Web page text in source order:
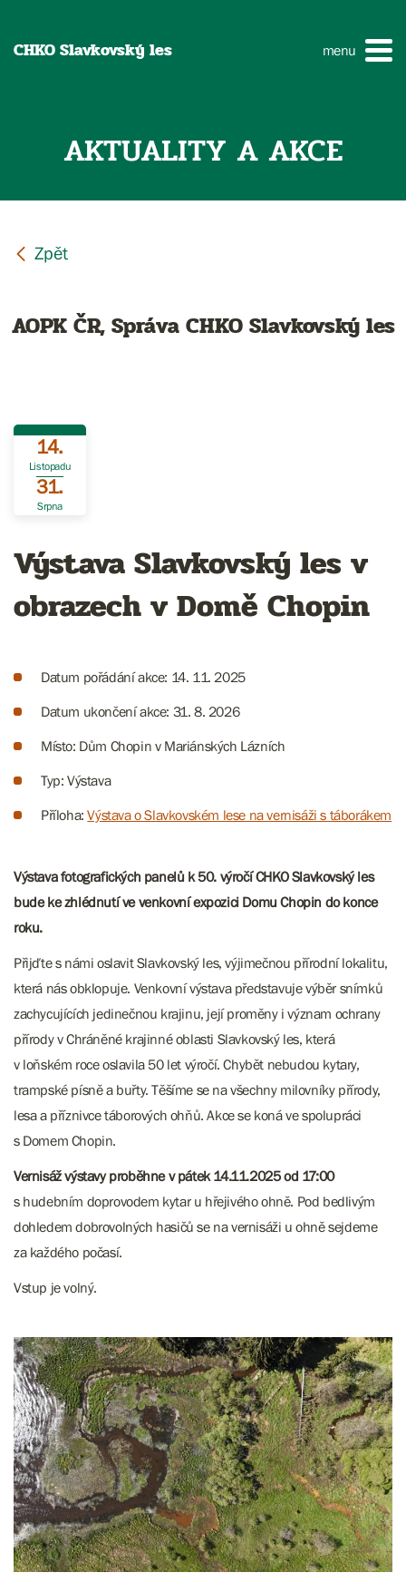
CHKO Slavkovský les menu
AKTUALITY A AKCE
AOPK ČR, Správa CHKO Slavkovský les
14.
Listopadu
31.
Srpna
Výstava Slavkovský les v
obrazech v Domě Chopin
Datum pořádání akce: 14. 11. 2025
Datum ukončení akce: 31. 8. 2026
Místo: Dům Chopin v Mariánských Lázních
Typ: Výstava
Příloha:Výstava o Slavkovském lese na vernisáži s táborákem
Výstava fotografických panelů k 50. výročí CHKO Slavkovský les
bude ke zhlédnutí ve venkovní expozici Domu Chopin do konce
roku.
Přijďte s námi oslavit Slavkovský les, výjimečnou přírodní lokalitu,
která nás obklopuje. Venkovní výstava představuje výběr snímků
zachycujících jedinečnou krajinu, její proměny i význam ochrany
přírody v Chráněné krajinné oblasti Slavkovský les, která
v loňském roce oslavila 50 let výročí. Chybět nebudou kytary,
trampské písně a buřty. Těšíme se na všechny milovníky přírody,
lesa a příznivce táborových ohňů. Akce se koná ve spolupráci
s Domem Chopin.
Vernisáž výstavy proběhne v pátek 14.11.2025 od 17:00
s hudebním doprovodem kytar u hřejivého ohně​​​. Pod bedlivým
dohledem dobrovolných hasičů se na vernisáži u ohně sejdeme
za každého počasí.
Vstup je volný.